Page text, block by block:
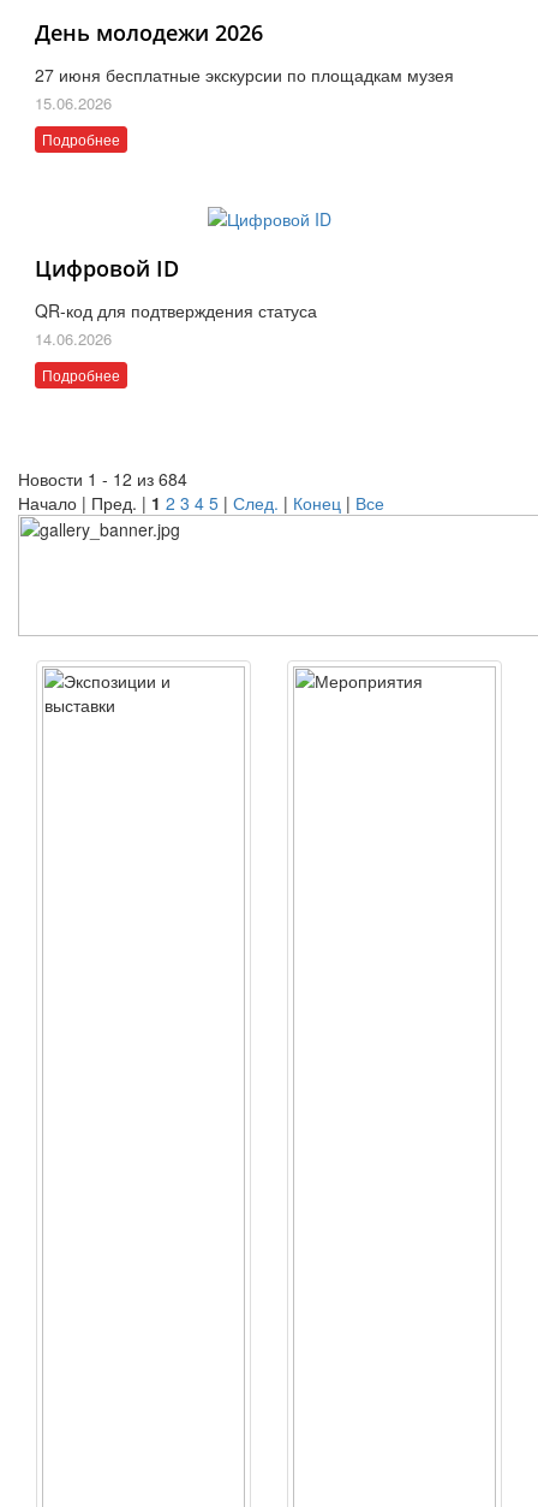
День молодежи 2026
27 июня бесплатные экскурсии по площадкам музея
15.06.2026
Подробнее
Цифровой ID
QR-код для подтверждения статуса
14.06.2026
Подробнее
Новости 1 - 12 из 684
Начало | Пред. | 1 2 3 4 5 | След. | Конец | Все